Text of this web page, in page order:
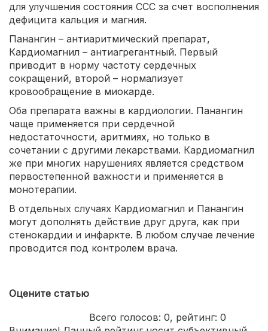
для улучшения состояния ССС за счет восполнения
дефицита кальция и магния.
Панангин – антиаритмический препарат,
Кардиомагнил – антиагрегантный. Первый
приводит в норму частоту сердечных
сокращений, второй – нормализует
кровообращение в миокарде.
Оба препарата важны в кардиологии. Панангин
чаще применяется при сердечной
недостаточности, аритмиях, но только в
сочетании с другими лекарствами. Кардиомагнил
же при многих нарушениях является средством
первостепенной важности и применяется в
монотерапии.
В отдельных случаях Кардиомагнил и Панангин
могут дополнять действие друг друга, как при
стенокардии и инфаркте. В любом случае лечение
проводится под контролем врача.
Оцените статью
Всего голосов: 0, рейтинг: 0